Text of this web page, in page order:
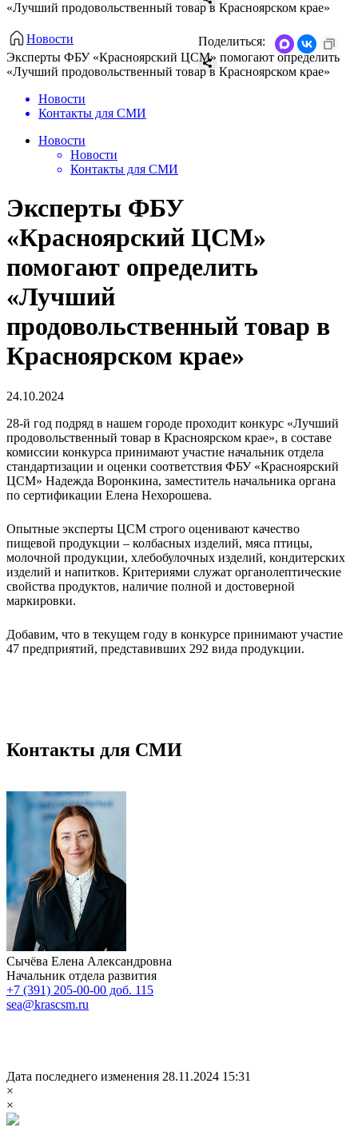
«Лучший продовольственный товар в Красноярском крае»
Новости
Эксперты ФБУ «Красноярский ЦСМ» помогают определить
«Лучший продовольственный товар в Красноярском крае»
Поделиться:
Новости
Контакты для СМИ
Новости
Новости
Контакты для СМИ
Эксперты ФБУ
«Красноярский ЦСМ»
помогают определить
«Лучший
продовольственный товар в
Красноярском крае»
24.10.2024
28-й год подряд в нашем городе проходит конкурс «Лучший
продовольственный товар в Красноярском крае», в составе
комиссии конкурса принимают участие начальник отдела
стандартизации и оценки соответствия ФБУ «Красноярский
ЦСМ» Надежда Воронкина, заместитель начальника органа
по сертификации Елена Нехорошева.
Опытные эксперты ЦСМ строго оценивают качество
пищевой продукции – колбасных изделий, мяса птицы,
молочной продукции, хлебобулочных изделий, кондитерских
изделий и напитков. Критериями служат органолептические
свойства продуктов, наличие полной и достоверной
маркировки.
Добавим, что в текущем году в конкурсе принимают участие
47 предприятий, представивших 292 вида продукции.
Контакты для СМИ
Сычёва Елена Александровна
Начальник отдела развития
+7 (391) 205-00-00 доб. 115
sea@krascsm.ru
Дата последнего изменения 28.11.2024 15:31
×
×